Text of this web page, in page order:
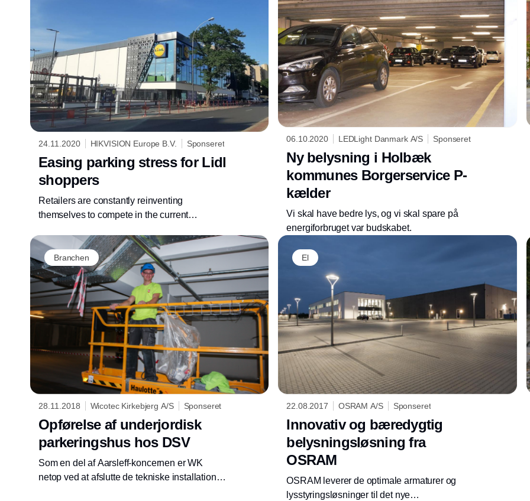
24.11.2020 HIKVISION Europe B.V. Sponseret
Easing parking stress for Lidl
shoppers
Retailers are constantly reinventing
themselves to compete in the current
experience is becoming more and more
important. Traditional ’budget’ supermarket
giant Lidl wanted to make changes to attract a
different type of shopper to adapt. They turned
to technology to streamline infrastructure and
make customers feel more welcome in one of
the first places they see – the underground car
park. Lidl asked top distributor ADI for this,
who built a solution using Hikvision products.
This was implemented in two Lidl stores in
06.10.2020 LEDLight Danmark A/S Sponseret
Ny belysning i Holbæk
kommunes Borgerservice P-
kælder
Vi skal have bedre lys, og vi skal spare på
energiforbruget var budskabet.
Branchen
28.11.2018 Wicotec Kirkebjerg A/S Sponseret
Opførelse af underjordisk
parkeringshus hos DSV
Som en del af Aarsleff-koncernen er WK
netop ved at afslutte de tekniske installationer
El
22.08.2017 OSRAM A/S Sponseret
Innovativ og bæredygtig
belysningsløsning fra
OSRAM
OSRAM leverer de optimale armaturer og
lysstyringsløsninger til det nye